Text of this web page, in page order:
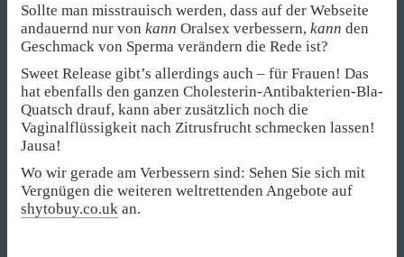
Sollte man misstrauisch werden, dass auf der Webseite
andauernd nur von kann Oralsex verbessern, kann den
Geschmack von Sperma verändern die Rede ist?
Sweet Release gibt’s allerdings auch – für Frauen! Das
hat ebenfalls den ganzen Cholesterin-Antibakterien-Bla-
Quatsch drauf, kann aber zusätzlich noch die
Vaginalflüssigkeit nach Zitrusfrucht schmecken lassen!
Jausa!
Wo wir gerade am Verbessern sind: Sehen Sie sich mit
Vergnügen die weiteren weltrettenden Angebote auf
shytobuy.co.uk an.